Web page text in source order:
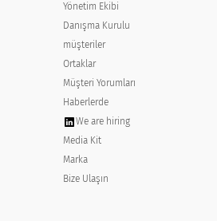
Yönetim Ekibi
Danışma Kurulu
müşteriler
Ortaklar
Müşteri Yorumları
Haberlerde
We are hiring
Media Kit
Marka
Bize Ulaşın